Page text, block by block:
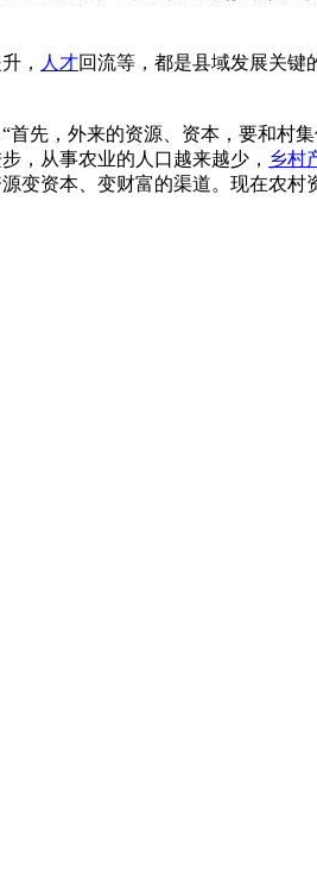
， 人才回流等，都是县域发展关键
先，外来的资源、资本，要和
，从事农业的人口越来越少， 乡村
变资本、变财富的渠道。现在农